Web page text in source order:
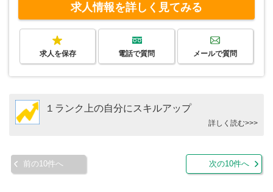
求人情報を詳しく見てみる
求人を保存 電話で質問 メールで質問
１ランク上の自分にスキルアップ
詳しく読む>>>
前の10件へ 次の10件へ